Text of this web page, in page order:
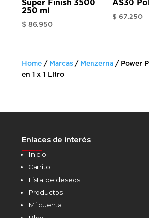
Super Finish 3500
250 ml
$ 86.950
AS30
$ 67.250
Home/ Marcas/ Menzerna/ Power
en 1 x 1 Litro
Enlaces de interés
Inicio
Carrito
Lista de deseos
Productos
Mi cuenta